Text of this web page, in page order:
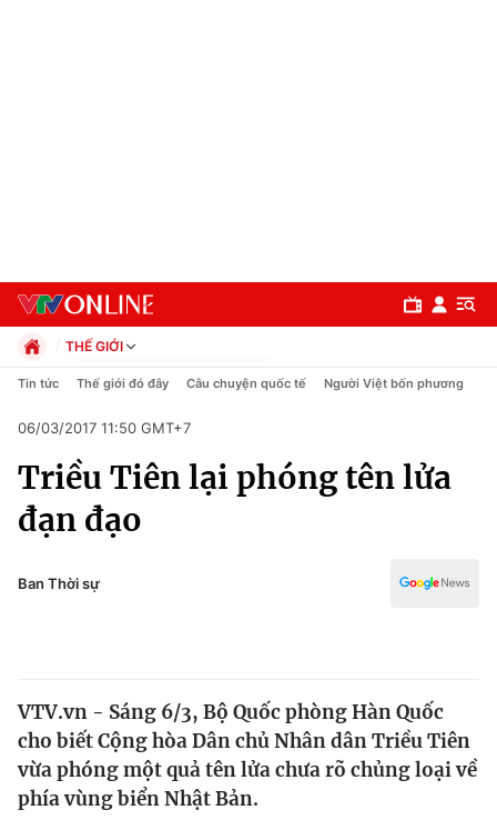
Chuyên mục
Chính trị
Thế giới
Tin tức
THẾ GIỚI
Chính trị
Pháp luật
Kinh tế
Thể thao
Truyền hình
Y tế
Tin tức Thế giới đó đây Câu chuyện quốc tế Người Việt bốn phương
06/03/2017 11:50 GMT+7
Triều Tiên lại phóng tên lửa
đạn đạo
Ban Thời sự
VTV.vn - Sáng 6/3, Bộ Quốc phòng Hàn Quốc
cho biết Cộng hòa Dân chủ Nhân dân Triều Tiên
vừa phóng một quả tên lửa chưa rõ chủng loại về
phía vùng biển Nhật Bản.